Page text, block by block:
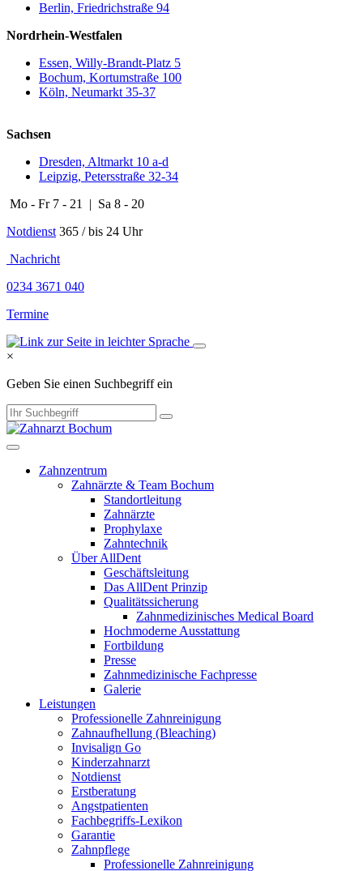
Berlin, Friedrichstraße 94
Nordrhein-Westfalen
Essen, Willy-Brandt-Platz 5
Bochum, Kortumstraße 100
Köln, Neumarkt 35-37
Sachsen
Dresden, Altmarkt 10 a-d
Leipzig, Petersstraße 32-34
Mo - Fr 7 - 21 | Sa 8 - 20
Notdienst 365 / bis 24 Uhr
​​​ Nachricht
0234 3671 040
Termine
×
Geben Sie einen Suchbegriff ein
Zahnzentrum
Zahnärzte & Team Bochum
Standortleitung
Zahnärzte
Prophylaxe
Zahntechnik
Über AllDent
Geschäftsleitung
Das AllDent Prinzip
Qualitätssicherung
Zahnmedizinisches Medical Board
Hochmoderne Ausstattung
Fortbildung
Presse
Zahnmedizinische Fachpresse
Galerie
Leistungen
Professionelle Zahnreinigung
Zahnaufhellung (Bleaching)
Invisalign Go
Kinderzahnarzt
Notdienst
Erstberatung
Angstpatienten
Fachbegriffs-Lexikon
Garantie
Zahnpflege
Professionelle Zahnreinigung